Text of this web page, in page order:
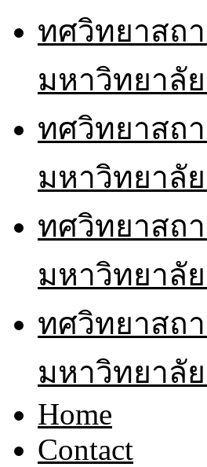
ทศวิทยาสถ
มหาวิทยาลั
ทศวิทยาสถ
มหาวิทยาลั
ทศวิทยาสถ
มหาวิทยาลั
ทศวิทยาสถ
มหาวิทยาลั
Home
Contact